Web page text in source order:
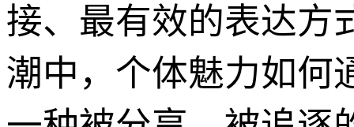
接、最有效的表达方
潮中，个体魅力如何